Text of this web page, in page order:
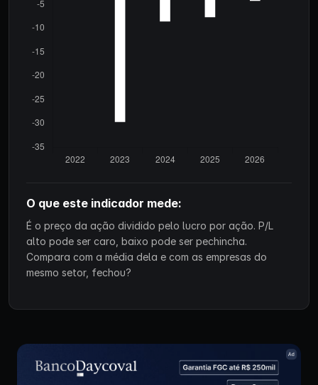
O que este indicador mede:
É o preço da ação dividido pelo lucro por ação. P/L
alto pode ser caro, baixo pode ser pechincha.
Compara com a média dela e com as empresas do
mesmo setor, fechou?